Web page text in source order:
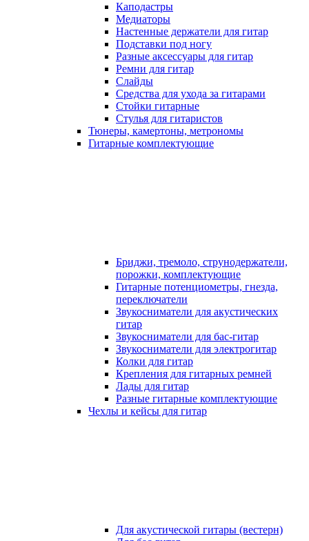
Каподастры
Медиаторы
Настенные держатели для гитар
Подставки под ногу
Разные аксессуары для гитар
Ремни для гитар
Слайды
Средства для ухода за гитарами
Стойки гитарные
Стулья для гитаристов
Тюнеры, камертоны, метрономы
Гитарные комплектующие
Бриджи, тремоло, струнодержатели,
порожки, комплектующие
Гитарные потенциометры, гнезда,
переключатели
Звукосниматели для акустических
гитар
Звукосниматели для бас-гитар
Звукосниматели для электрогитар
Колки для гитар
Крепления для гитарных ремней
Лады для гитар
Разные гитарные комплектующие
Чехлы и кейсы для гитар
Для акустической гитары (вестерн)